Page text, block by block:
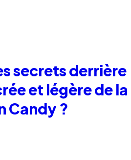
secrets derrière
et légère de la
Candy ?